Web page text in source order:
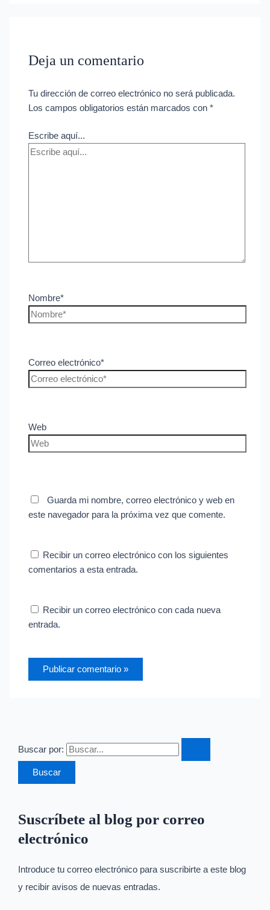
Deja un comentario
Tu dirección de correo electrónico no será publicada.
Los campos obligatorios están marcados con*
Escribe aquí...
Nombre*
Correo electrónico*
Web
Guarda mi nombre, correo electrónico y web en
este navegador para la próxima vez que comente.
Recibir un correo electrónico con los siguientes
comentarios a esta entrada.
Recibir un correo electrónico con cada nueva
entrada.
Buscar por:
Suscríbete al blog por correo
electrónico
Introduce tu correo electrónico para suscribirte a este blog
y recibir avisos de nuevas entradas.